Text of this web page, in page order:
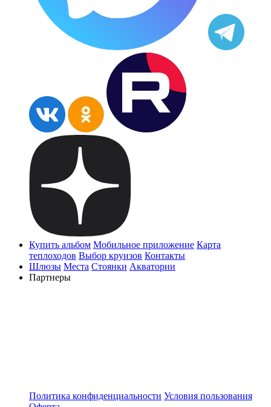
Купить альбом Мобильное приложение Карта
теплоходов Выбор круизов Контакты
Шлюзы Места Стоянки Акватории
Партнеры
Политика конфиденциальности Условия пользования